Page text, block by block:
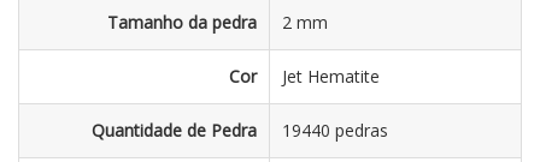
Tamanho da pedra 2 mm
Cor Jet Hematite
Quantidade de Pedra 19440 pedras